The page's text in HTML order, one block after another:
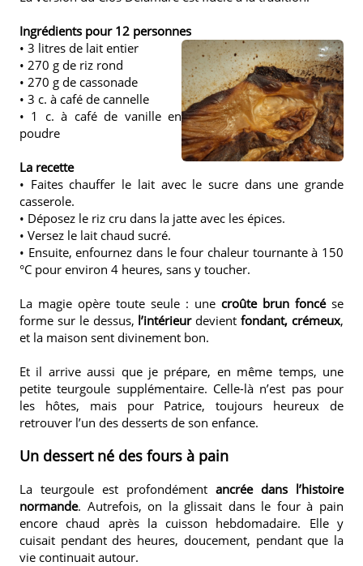
Ingrédients pour 12 personnes
• 3 litres de lait entier
• 270 g de riz rond
• 270 g de cassonade
• 3 c. à café de cannelle
• 1 c. à café de vanille en
poudre
La recette
• Faites chauffer le lait avec le sucre dans une grande
casserole.
• Déposez le riz cru dans la jatte avec les épices.
• Versez le lait chaud sucré.
• Ensuite, enfournez dans le four chaleur tournante à 150
°C pour environ 4 heures, sans y toucher.
La magie opère toute seule : une croûte brun foncése
forme sur le dessus, l’intérieurdevientfondant, crémeux,
et la maison sent divinement bon.
Et il arrive aussi que je prépare, en même temps, une
petite teurgoule supplémentaire. Celle-là n’est pas pour
les hôtes, mais pour Patrice, toujours heureux de
retrouver l’un des desserts de son enfance.
Un dessert né des fours à pain
La teurgoule est profondément ancrée dans l’histoire
normande. Autrefois, on la glissait dans le four à pain
encore chaud après la cuisson hebdomadaire. Elle y
cuisait pendant des heures, doucement, pendant que la
vie continuait autour.